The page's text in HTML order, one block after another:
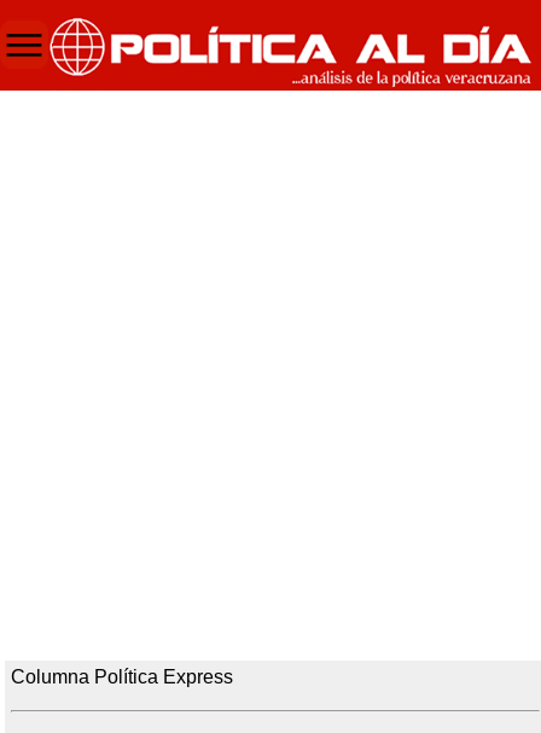
Columna Política Express